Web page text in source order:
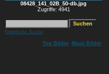
08428_141_02B_50-db.jpg
Zugriffe: 4941
Erweiterte Suche
Top Bilder Neue Bilder